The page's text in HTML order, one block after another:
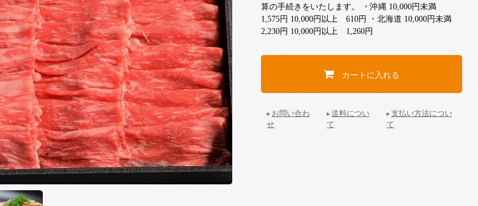
算の手続きをいたします。 ・沖縄 10,000円未満
1,575円 10,000円以上 610円 ・北海道 10,000円未満
2,230円 10,000円以上 1,260円
カートに入れる
お問い合わ
せ
送料につい
て
支払い方法につい
て